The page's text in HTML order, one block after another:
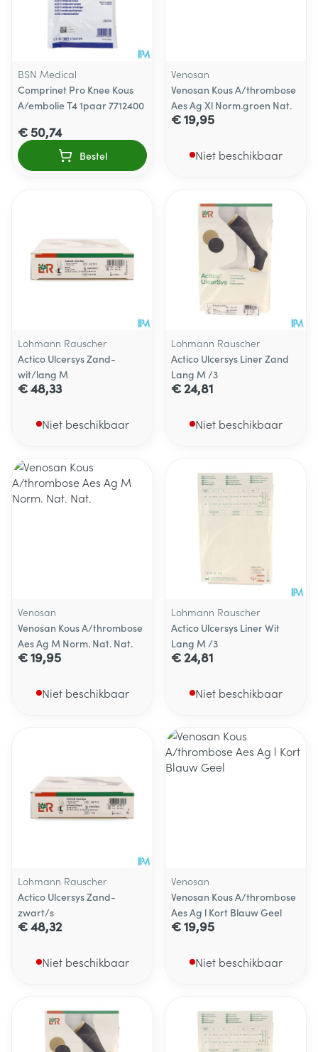
BSN Medical
Comprinet Pro Knee Kous
A/embolie T4 1paar 7712400
€ 50,74
Bestel
Venosan
Venosan Kous A/thrombose
Aes Ag Xl Norm.groen Nat.
€ 19,95
Niet beschikbaar
Lohmann Rauscher
Actico Ulcersys Zand-
wit/lang M
€ 48,33
Niet beschikbaar
Lohmann Rauscher
Actico Ulcersys Liner Zand
Lang M /3
€ 24,81
Niet beschikbaar
Venosan
Venosan Kous A/thrombose
Aes Ag M Norm. Nat. Nat.
€ 19,95
Niet beschikbaar
Lohmann Rauscher
Actico Ulcersys Liner Wit
Lang M /3
€ 24,81
Niet beschikbaar
Lohmann Rauscher
Actico Ulcersys Zand-
zwart/s
€ 48,32
Niet beschikbaar
Venosan
Venosan Kous A/thrombose
Aes Ag l Kort Blauw Geel
€ 19,95
Niet beschikbaar